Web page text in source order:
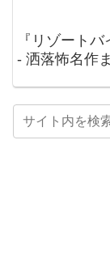
『リゾート
- 洒落怖名作